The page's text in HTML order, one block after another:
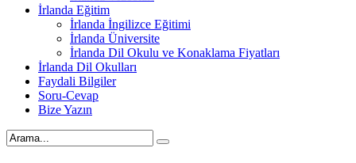
İrlanda Eğitim
İrlanda İngilizce Eğitimi
İrlanda Üniversite
İrlanda Dil Okulu ve Konaklama Fiyatları
İrlanda Dil Okulları
Faydali Bilgiler
Soru-Cevap
Bize Yazın